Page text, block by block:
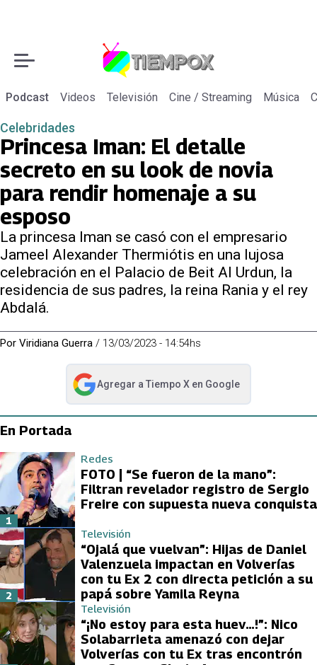
Podcast Videos Televisión Cine / Streaming Música
Celebridades
Princesa Iman: El detalle
secreto en su look de novia
para rendir homenaje a su
esposo
La princesa Iman se casó con el empresario
Jameel Alexander Thermiótis en una lujosa
celebración en el Palacio de Beit Al Urdun, la
residencia de sus padres, la reina Rania y el rey
Abdalá.
Por Viridiana Guerra / 13/03/2023 - 14:54hs
Agregar a Tiempo Xen Google
abre en nueva pestaña
En Portada
Redes
FOTO | “Se fueron de la mano”:
Filtran revelador registro de Sergio
Freire con supuesta nueva conquista
1
Televisión
“Ojalá que vuelvan”: Hijas de Daniel
Valenzuela impactan en Volverías
con tu Ex 2 con directa petición a su
papá sobre Yamila Reyna
2
Televisión
“¡No estoy para esta huev…!”: Nico
Solabarrieta amenazó con dejar
Volverías con tu Ex tras encontrón